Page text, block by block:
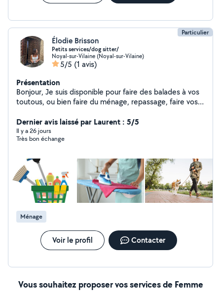
Particulier
Élodie Brisson
Petits services/dog sitter/
Noyal-sur-Vilaine (Noyal-sur-Vilaine)
5/5 (1 avis)
Présentation
Bonjour, Je suis disponible pour faire des balades à vos
toutous, ou bien faire du ménage, repassage, faire vos
Dernier avis laissé par Laurent : 5/5
Il y a 26 jours
Très bon échange
Ménage
Voir le profil Contacter
Vous souhaitez proposer vos services de Femme